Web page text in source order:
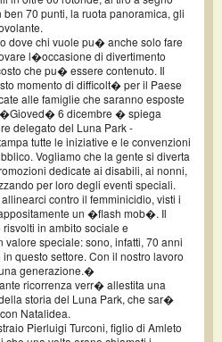
70 punti, la ruota panoramica, gli
dove chi vuole pu� anche solo fare
l�occasione di divertimento
che pu� essere contenuto. Il
momento di difficolt� per il Paese
alle famiglie che saranno esposte
6 dicembre � spiega
delegato del Luna Park -
tutte le iniziative e le convenzioni
Vogliamo che la gente si diverta
dedicate ai disabili, ai nonni,
per loro degli eventi speciali.
contro il femminicidio, visti i
un �flash mob�. Il
in ambito sociale e
speciale: sono, infatti, 70 anni
questo settore. Con il nostro lavoro
generazione.�
ricorrenza verr� allestita una
storia del Luna Park, che sar�
Natalidea.
Pierluigi Turconi, figlio di Amleto